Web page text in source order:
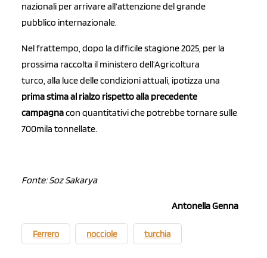
nazionali per arrivare all’attenzione del grande
pubblico internazionale.
Nel frattempo, dopo la difficile stagione 2025, per la
prossima raccolta il ministero dell’Agricoltura
turco, alla luce delle condizioni attuali, ipotizza una
prima stima al rialzo rispetto alla precedente
campagnacon quantitativi che potrebbe tornare sulle
700mila tonnellate.
Fonte: Soz Sakarya
Antonella Genna
Ferrero nocciole turchia